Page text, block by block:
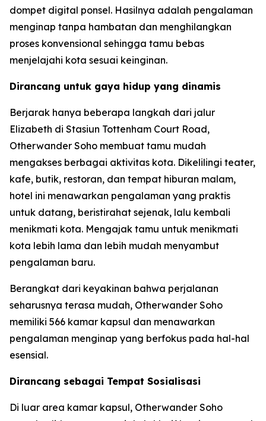
dompet digital ponsel. Hasilnya adalah pengalaman
menginap tanpa hambatan dan menghilangkan
proses konvensional sehingga tamu bebas
menjelajahi kota sesuai keinginan.
Dirancang untuk gaya hidup yang dinamis
Berjarak hanya beberapa langkah dari jalur
Elizabeth di Stasiun Tottenham Court Road,
Otherwander Soho membuat tamu mudah
mengakses berbagai aktivitas kota. Dikelilingi teater,
kafe, butik, restoran, dan tempat hiburan malam,
hotel ini menawarkan pengalaman yang praktis
untuk datang, beristirahat sejenak, lalu kembali
menikmati kota. Mengajak tamu untuk menikmati
kota lebih lama dan lebih mudah menyambut
pengalaman baru.
Berangkat dari keyakinan bahwa perjalanan
seharusnya terasa mudah, Otherwander Soho
memiliki 566 kamar kapsul dan menawarkan
pengalaman menginap yang berfokus pada hal-hal
esensial.
Dirancang sebagai Tempat Sosialisasi
Di luar area kamar kapsul, Otherwander Soho